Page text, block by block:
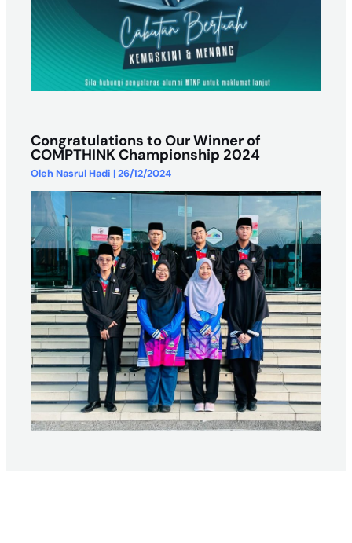
Congratulations to Our Winner of
COMPTHINK Championship 2024
Oleh Nasrul Hadi |26/12/2024